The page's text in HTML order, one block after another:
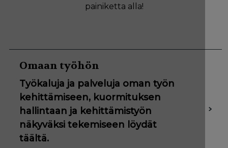
painiketta alla!
Omaan työhön
Työkaluja ja palveluja oman työn
kehittämiseen, kuormituksen
hallintaan ja kehittämistyön
näkyväksi tekemiseen löydät
täältä.